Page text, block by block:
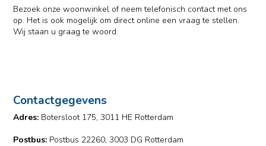
Bezoek onze woonwinkel of neem telefonisch contact met ons
op. Het is ook mogelijk om direct online een vraag te stellen.
Wij staan u graag te woord.
Contactgegevens
Adres: Botersloot 175, 3011 HE Rotterdam
Postbus: Postbus 22260, 3003 DG Rotterdam